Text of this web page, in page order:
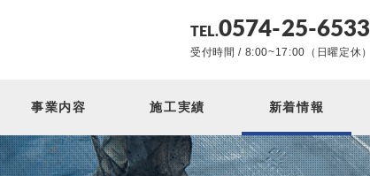
TEL.0574-25-6533
受付時間 / 8:00~17:00（日曜定休）
事業内容 施工実績 新着情報